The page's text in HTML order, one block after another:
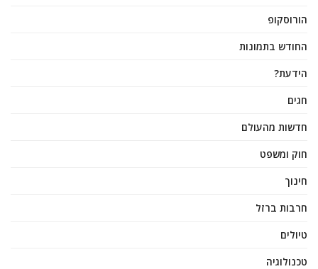
הורוסקופ
החודש בתמונות
הידעת?
חגים
חדשות מהעולם
חוק ומשפט
חינוך
חרבות ברזל
טיולים
טכנולוגיה